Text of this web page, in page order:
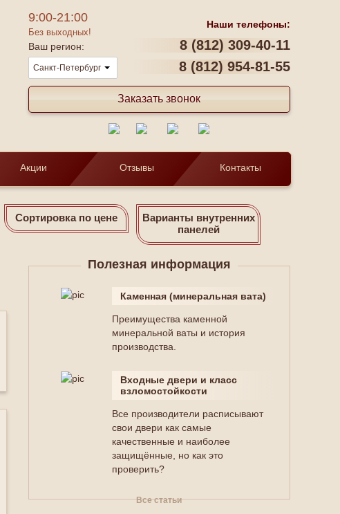
Наши телефоны:
8 (812) 309-40-11
8 (812) 954-81-55
9:00-21:00
Без выходных!
Ваш регион:
Санкт-Петербург
Заказать звонок
Акции Отзывы Контакты
Сортировка по цене
Варианты внутренних
панелей
Полезная информация
Каменная (минеральная вата)
Преимущества каменной
минеральной ваты и история
производства.
Входные двери и класс
взломостойкости
Все производители расписывают
свои двери как самые
качественные и наиболее
защищённые, но как это
проверить?
Все статьи